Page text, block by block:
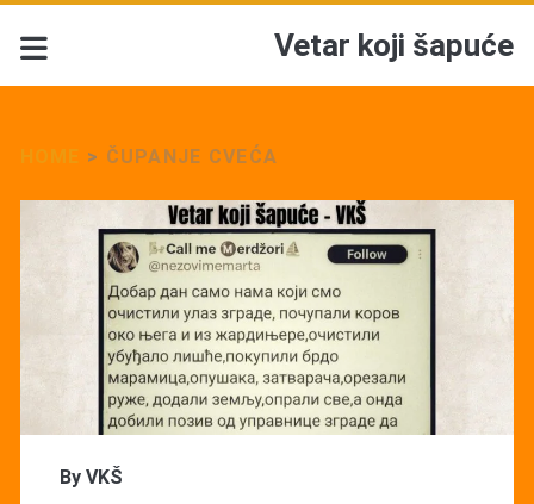
Vetar koji šapuće
> ČUPANJE CVEĆA
Tag:
<span>Čupanje
cveća</span>
By VKŠ